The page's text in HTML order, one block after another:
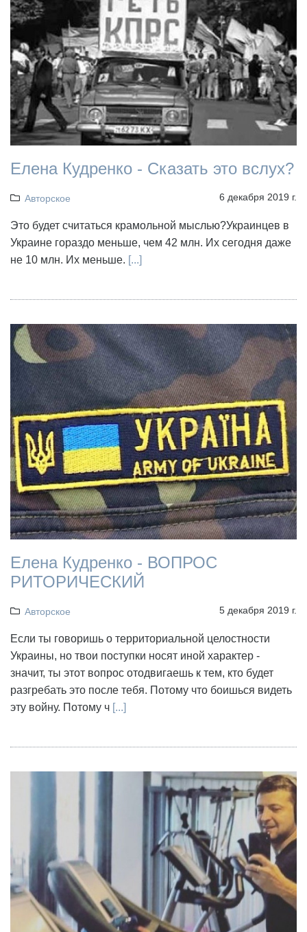
Елена Кудренко - Сказать это вслух?
Авторское 6 декабря 2019 г.
Это будет считаться крамольной мыслью?Украинцев в
Украине гораздо меньше, чем 42 млн. Их сегодня даже
не 10 млн. Их меньше. [...]
Елена Кудренко - ВОПРОС
РИТОРИЧЕСКИЙ
Авторское 5 декабря 2019 г.
Если ты говоришь о территориальной целостности
Украины, но твои поступки носят иной характер -
значит, ты этот вопрос отодвигаешь к тем, кто будет
разгребать это после тебя. Потому что боишься видеть
эту войну. Потому ч [...]